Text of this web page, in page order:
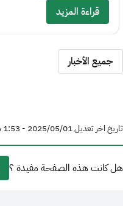
قراءة المزيد
جميع الأخبار
تاريخ اخر تعديل 01‏/05‏/2025 - 1:53 م بتوقيت السعودية
هل كانت هذه الصفحة مفيدة ؟